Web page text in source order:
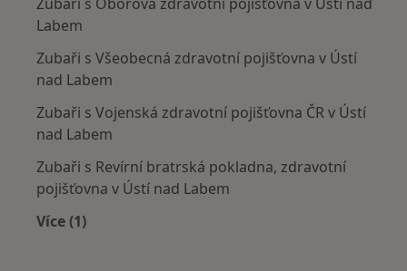
Labem
Zubaři s Všeobecná zdravotní pojišťovna v Ústí
nad Labem
Zubaři s Vojenská zdravotní pojišťovna ČR v Ústí
nad Labem
Zubaři s Revírní bratrská pokladna, zdravotní
pojišťovna v Ústí nad Labem
Více (1)